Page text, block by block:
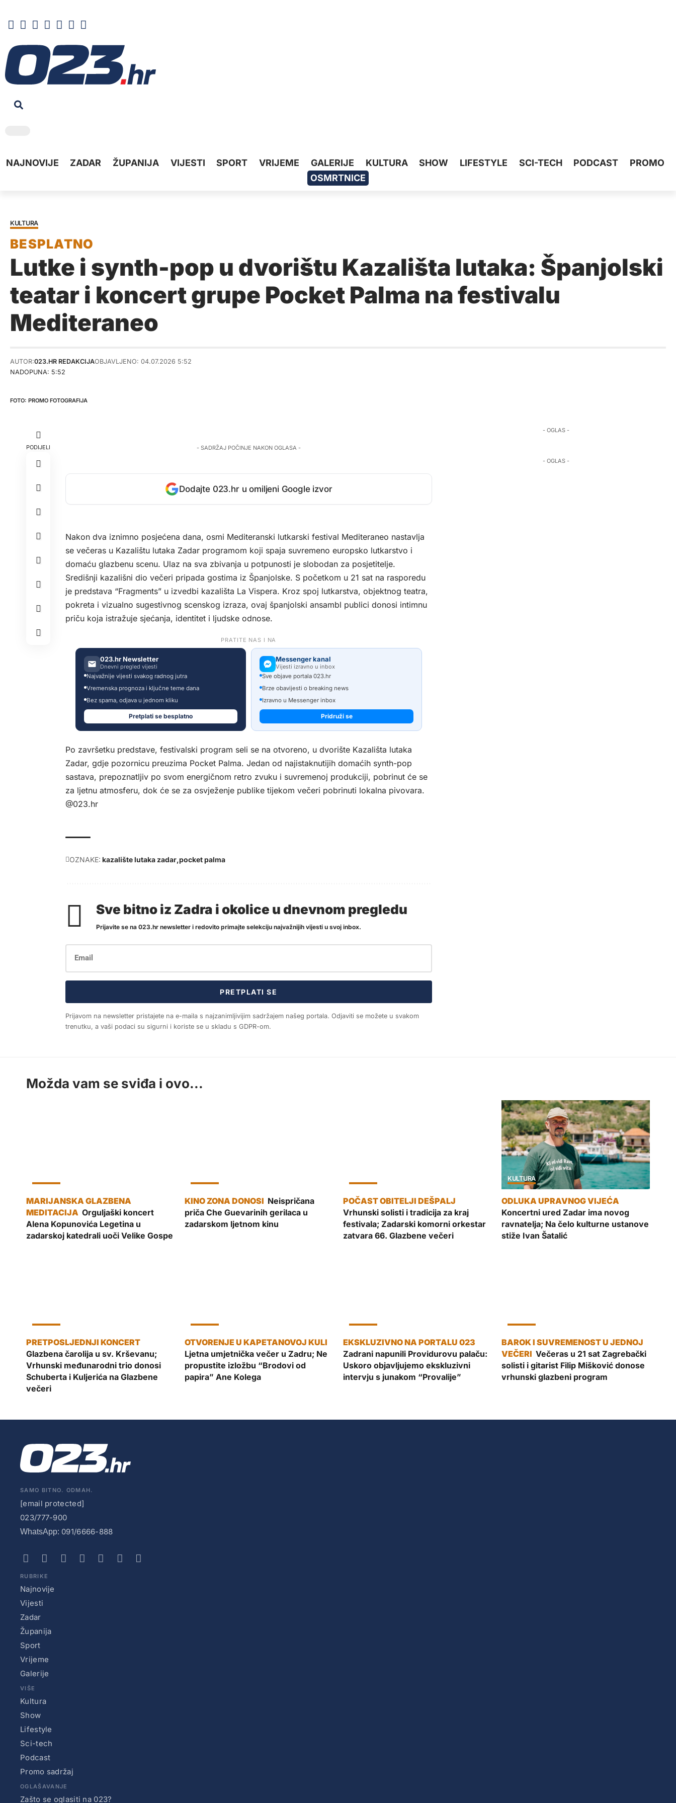
NAJNOVIJE ZADAR ŽUPANIJA VIJESTI SPORT VRIJEME GALERIJE KULTURA SHOW LIFESTYLE SCI-TECH PODCAST
PROMO
OSMRTNICE
KULTURA
Lutke i synth-pop u dvorištu Kazališta lutaka: Španjolski
teatar i koncert grupe Pocket Palma na festivalu
Mediteraneo
NADOPUNA: 5:52
AUTOR:023.HR REDAKCIJAOBJAVLJENO: 04.07.2026 5:52
PROMO FOTOGRAFIJA
PODIJELI - SADRŽAJ POČINJE NAKON OGLASA -
Dodajte 023.hr u omiljeni Google izvor
Nakon dva iznimno posjećena dana, osmi Mediteranski lutkarski festival Mediteraneo nastavlja
se večeras u Kazalištu lutaka Zadar programom koji spaja suvremeno europsko lutkarstvo i
domaću glazbenu scenu. Ulaz na sva zbivanja u potpunosti je slobodan za posjetitelje.
Središnji kazališni dio večeri pripada gostima iz Španjolske. S početkom u 21 sat na rasporedu
je predstava “Fragments” u izvedbi kazališta La Vispera. Kroz spoj lutkarstva, objektnog teatra,
pokreta i vizualno sugestivnog scenskog izraza, ovaj španjolski ansambl publici donosi intimnu
priču koja istražuje sjećanja, identitet i ljudske odnose.
PRATITE NAS I NA
023.hr Newsletter
Dnevni pregled vijesti
Najvažnije vijesti svakog radnog jutra
Vremenska prognoza i ključne teme dana
Bez spama, odjava u jednom kliku
Pretplati se besplatno
Messenger kanal
Vijesti izravno u inbox
Sve objave portala 023.hr
Brze obavijesti o breaking news
Izravno u Messenger inbox
Pridruži se
Po završetku predstave, festivalski program seli se na otvoreno, u dvorište Kazališta lutaka
Zadar, gdje pozornicu preuzima Pocket Palma. Jedan od najistaknutijih domaćih synth-pop
sastava, prepoznatljiv po svom energičnom retro zvuku i suvremenoj produkciji, pobrinut će se
za ljetnu atmosferu, dok će se za osvježenje publike tijekom večeri pobrinuti lokalna pivovara.
@023.hr
OZNAKE: kazalište lutaka zadar pocket palma
Sve bitno iz Zadra i okolice u dnevnom pregledu
Prijavite se na 023.hr newsletter i redovito primajte selekciju najvažnijih vijesti u svoj inbox.
PRETPLATI SE
Prijavom na newsletter pristajete na e-maila s najzanimljivijim sadržajem našeg portala. Odjaviti se možete u svakom
trenutku, a vaši podaci su sigurni i koriste se u skladu s GDPR-om.
- OGLAS -
- OGLAS -
Možda vam se sviđa i ovo...
Orguljaški koncert
Alena Kopunovića Legetina u
zadarskoj katedrali uoči Velike Gospe
Neispričana
priča Che Guevarinih gerilaca u
zadarskom ljetnom kinu
Vrhunski solisti i tradicija za kraj
festivala; Zadarski komorni orkestar
zatvara 66. Glazbene večeri
KULTURA
Koncertni ured Zadar ima novog
ravnatelja; Na čelo kulturne ustanove
stiže Ivan Šatalić
Glazbena čarolija u sv. Krševanu;
Vrhunski međunarodni trio donosi
Schuberta i Kuljerića na Glazbene
večeri
Ljetna umjetnička večer u Zadru; Ne
propustite izložbu “Brodovi od
papira” Ane Kolega
Zadrani napunili Providurovu palaču:
Uskoro objavljujemo ekskluzivni
intervju s junakom “Provalije”
Večeras u 21 sat Zagrebački
solisti i gitarist Filip Mišković donose
vrhunski glazbeni program
SAMO BITNO. ODMAH.
[email protected]
023/777-900
WhatsApp: 091/6666-888
RUBRIKE
Najnovije
Vijesti
Zadar
Županija
Sport
Vrijeme
Galerije
VIŠE
Kultura
Show
Lifestyle
Sci-tech
Podcast
Promo sadržaj
OGLAŠAVANJE
Zašto se oglasiti na 023?